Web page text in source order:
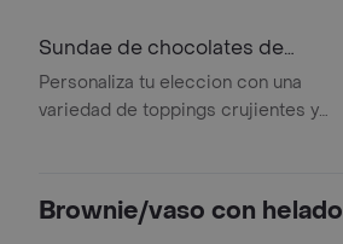
Sundae de chocolates de
colores o Goloch
Personaliza tu eleccion con una
variedad de toppings crujientes y
Brownie/vaso con helado